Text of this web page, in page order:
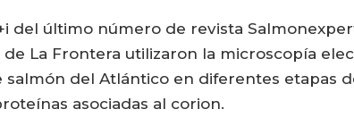
del último número de revista
La Frontera utilizaron la microscopía
del Atlántico en diferentes etapas
asociadas al corion.